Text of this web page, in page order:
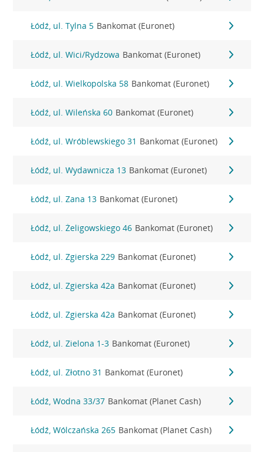
Łódź, ul. Tylna 5 Bankomat (Euronet)
Łódź, ul. Wici/Rydzowa Bankomat (Euronet)
Łódź, ul. Wielkopolska 58 Bankomat (Euronet)
Łódź, ul. Wileńska 60 Bankomat (Euronet)
Łódź, ul. Wróblewskiego 31 Bankomat (Euronet)
Łódź, ul. Wydawnicza 13 Bankomat (Euronet)
Łódź, ul. Zana 13 Bankomat (Euronet)
Łódź, ul. Żeligowskiego 46 Bankomat (Euronet)
Łódź, ul. Zgierska 229 Bankomat (Euronet)
Łódź, ul. Zgierska 42a Bankomat (Euronet)
Łódź, ul. Zgierska 42a Bankomat (Euronet)
Łódź, ul. Zielona 1-3 Bankomat (Euronet)
Łódź, ul. Złotno 31 Bankomat (Euronet)
Łódź, Wodna 33/37 Bankomat (Planet Cash)
Łódź, Wólczańska 265 Bankomat (Planet Cash)